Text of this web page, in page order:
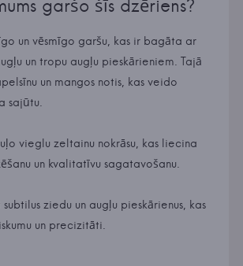
garšo šīs dzēriens?
un vēsmīgo garšu, kas ir bagāta ar
un tropu augļu pieskārieniem. Tajā
un mangos notis, kas veido
sajūtu.
vieglu zeltainu nokrāsu, kas liecina
un kvalitatīvu sagatavošanu.
ziedu un augļu pieskārienus, kas
un precizitāti.